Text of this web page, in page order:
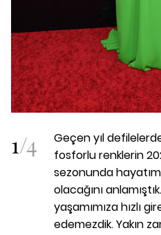
1/4
Geçen yıl
fosforlu renklerin
sezonunda
olacağını
yaşamımıza hızlı
edemezdik. Yakın